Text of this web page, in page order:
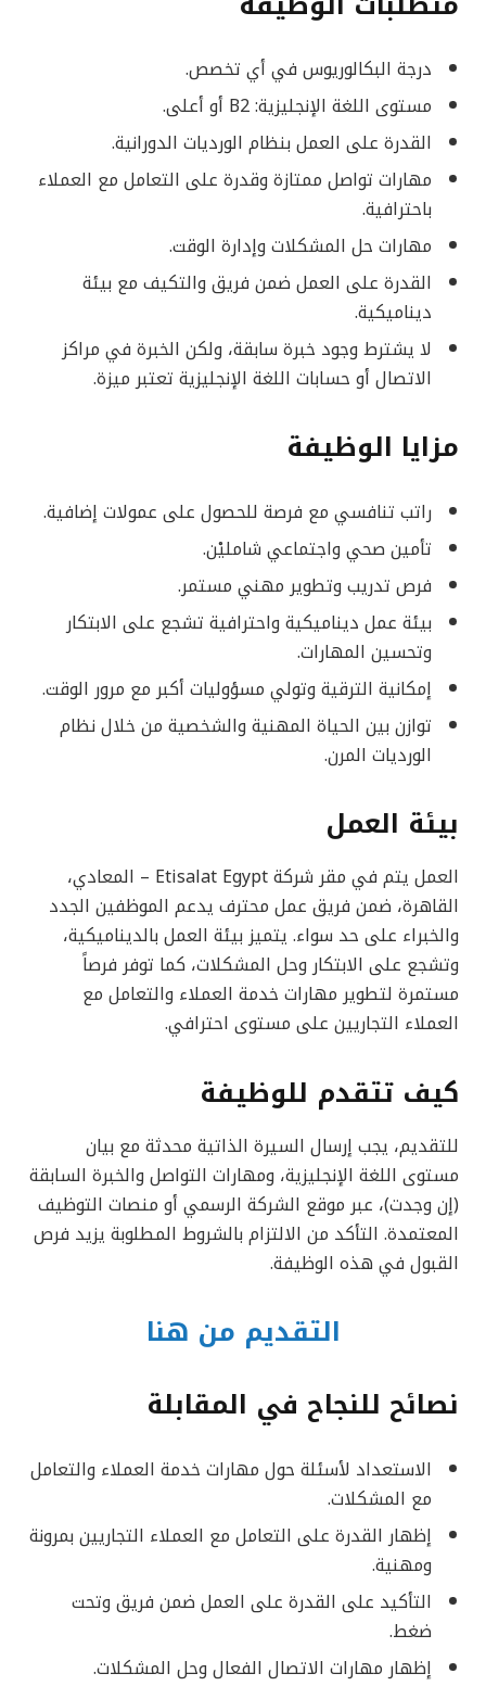
درجة البكالوريوس في أي تخصص.
مستوى اللغة الإنجليزية: B2 أو أعلى.
القدرة على العمل بنظام الورديات الدورانية.
مهارات تواصل ممتازة وقدرة على التعامل مع العملاء
باحترافية.
مهارات حل المشكلات وإدارة الوقت.
القدرة على العمل ضمن فريق والتكيف مع بيئة
ديناميكية.
لا يشترط وجود خبرة سابقة، ولكن الخبرة في مراكز
الاتصال أو حسابات اللغة الإنجليزية تعتبر ميزة.
مزايا الوظيفة
راتب تنافسي مع فرصة للحصول على عمولات إضافية.
تأمين صحي واجتماعي شامليْن.
فرص تدريب وتطوير مهني مستمر.
بيئة عمل ديناميكية واحترافية تشجع على الابتكار
وتحسين المهارات.
إمكانية الترقية وتولي مسؤوليات أكبر مع مرور الوقت.
توازن بين الحياة المهنية والشخصية من خلال نظام
الورديات المرن.
بيئة العمل
العمل يتم في مقر شركة Etisalat Egypt – المعادي،
القاهرة، ضمن فريق عمل محترف يدعم الموظفين الجدد
والخبراء على حد سواء. يتميز بيئة العمل بالديناميكية،
وتشجع على الابتكار وحل المشكلات، كما توفر فرصاً
مستمرة لتطوير مهارات خدمة العملاء والتعامل مع
العملاء التجاريين على مستوى احترافي.
كيف تتقدم للوظيفة
للتقديم، يجب إرسال السيرة الذاتية محدثة مع بيان
مستوى اللغة الإنجليزية، ومهارات التواصل والخبرة السابقة
(إن وجدت)، عبر موقع الشركة الرسمي أو منصات التوظيف
المعتمدة. التأكد من الالتزام بالشروط المطلوبة يزيد فرص
القبول في هذه الوظيفة.
التقديم من هنا
نصائح للنجاح في المقابلة
الاستعداد لأسئلة حول مهارات خدمة العملاء والتعامل
مع المشكلات.
إظهار القدرة على التعامل مع العملاء التجاريين بمرونة
ومهنية.
التأكيد على القدرة على العمل ضمن فريق وتحت
ضغط.
إظهار مهارات الاتصال الفعال وحل المشكلات.